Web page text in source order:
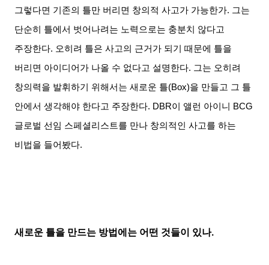
그렇다면 기존의 틀만 버리면 창의적 사고가 가능한가. 그는
단순히 틀에서 벗어나려는 노력으로는 충분치 않다고
주장한다. 오히려 틀은 사고의 근거가 되기 때문에 틀을
버리면 아이디어가 나올 수 없다고 설명한다. 그는 오히려
창의력을 발휘하기 위해서는 새로운 틀(Box)을 만들고 그 틀
안에서 생각해야 한다고 주장한다. DBR이 앨런 아이니 BCG
글로벌 선임 스페셜리스트를 만나 창의적인 사고를 하는
비법을 들어봤다.
새로운 틀을 만드는 방법에는 어떤 것들이 있나.